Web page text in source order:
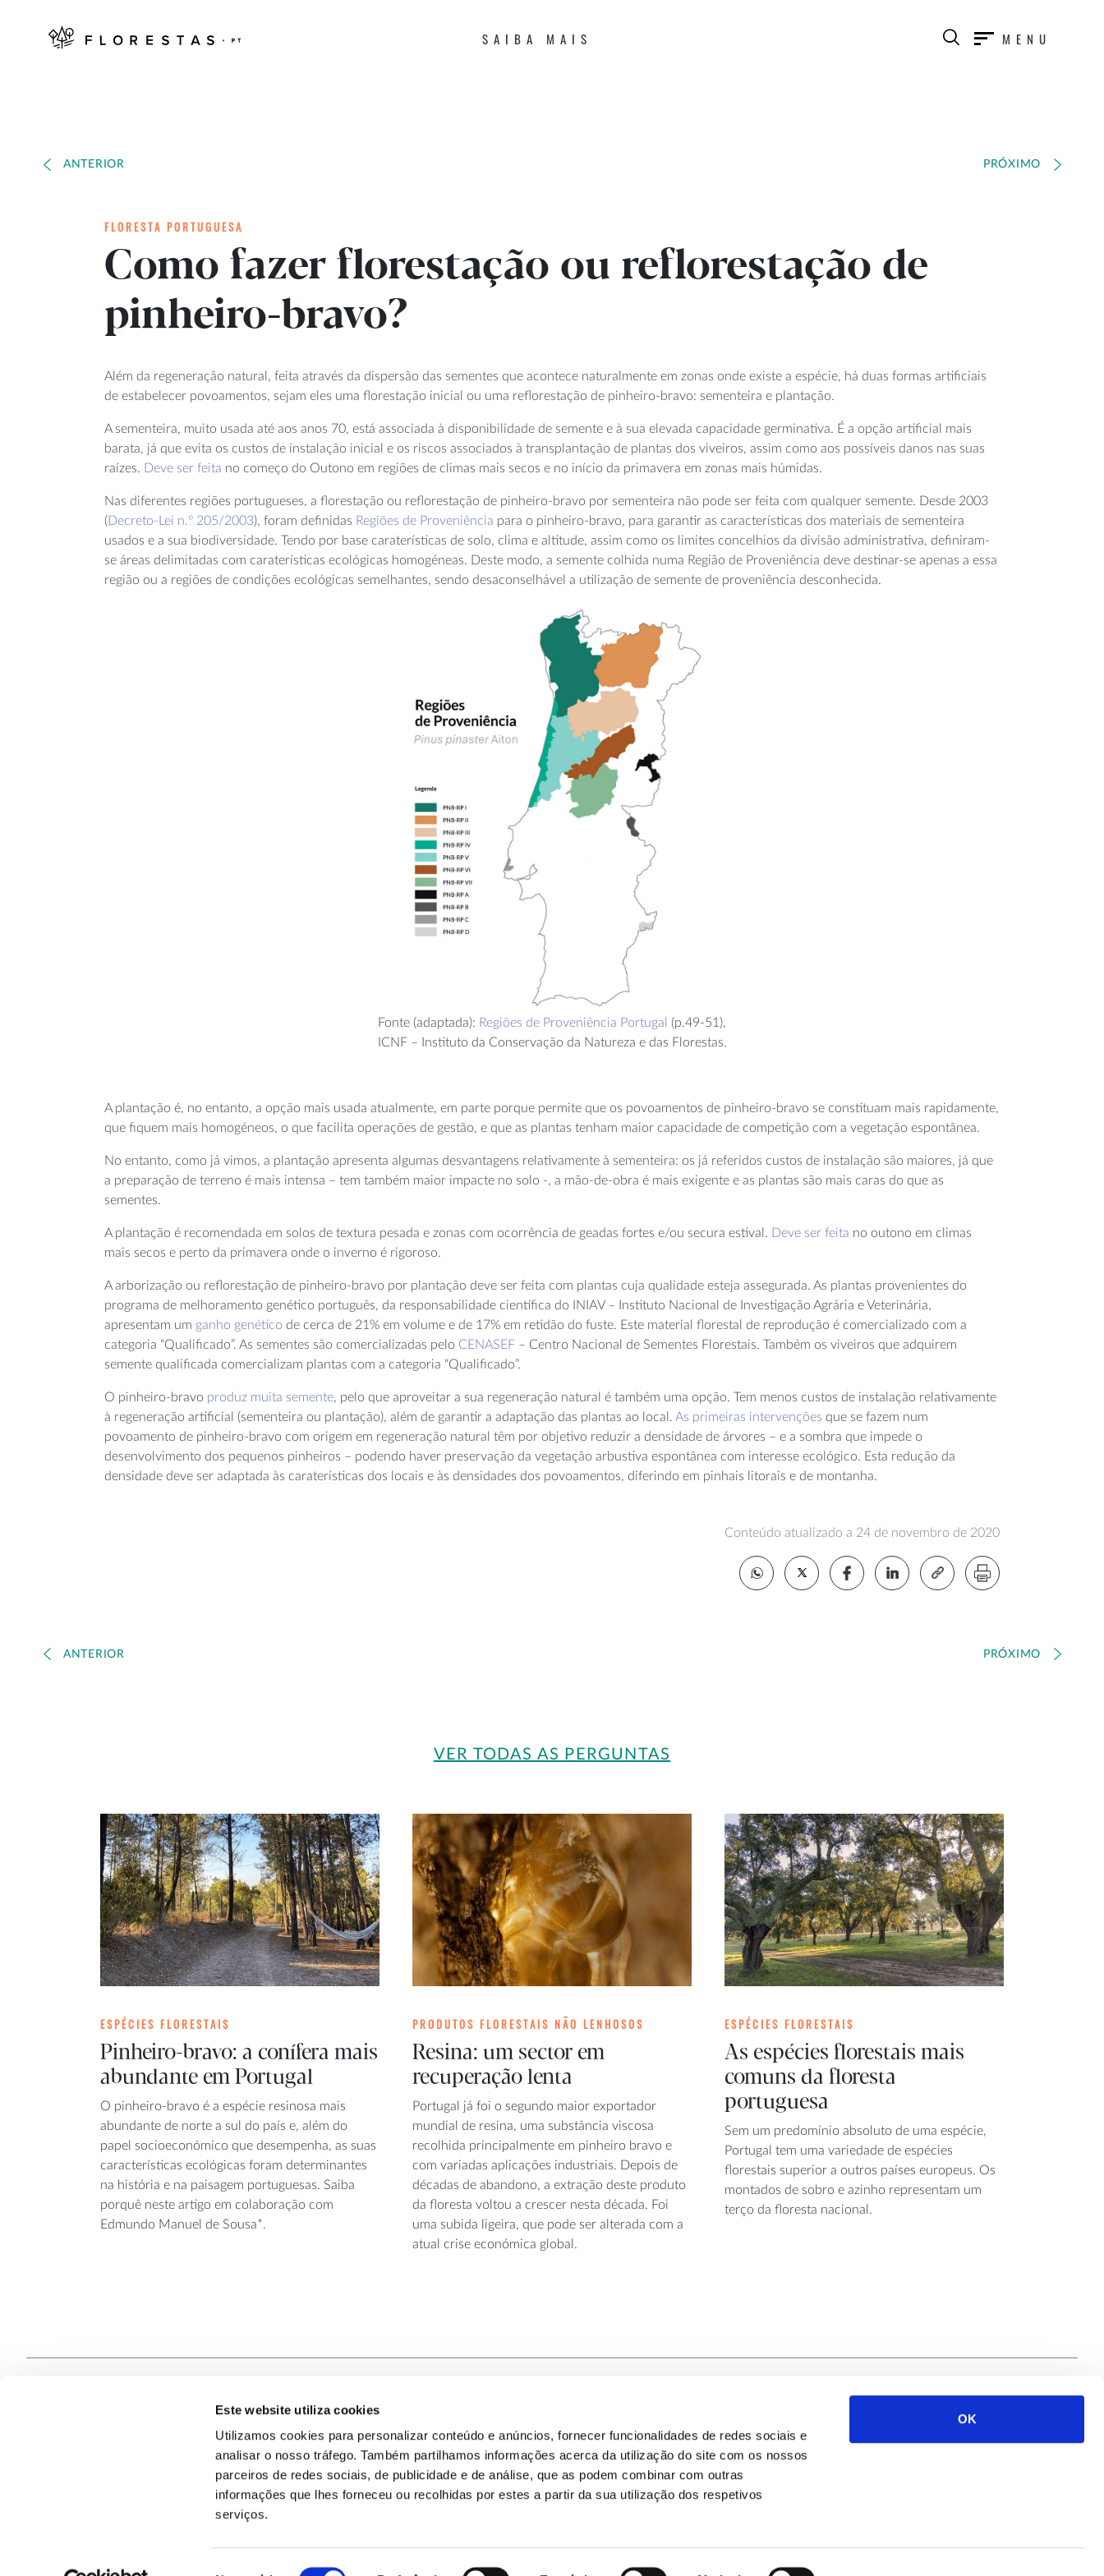
Este website utiliza cookies
Utilizamos cookies para personalizar conteúdo e anúncios, fornecer funcionalidades de redes sociais e
analisar o nosso tráfego. Também partilhamos informações acerca da utilização do site com os nossos
parceiros de redes sociais, de publicidade e de análise, que as podem combinar com outras
informações que lhes forneceu ou recolhidas por estes a partir da sua utilização dos respetivos
serviços.
OK
SAIBA MAIS MENU
ANTERIOR PRÓXIMO
FLORESTA PORTUGUESA
Como fazer florestação ou reflorestação de
pinheiro-bravo?
Além da regeneração natural, feita através da dispersão das sementes que acontece naturalmente em zonas onde existe a espécie, há duas formas artificiais
de estabelecer povoamentos, sejam eles uma florestação inicial ou uma reflorestação de pinheiro-bravo: sementeira e plantação.
A sementeira, muito usada até aos anos 70, está associada à disponibilidade de semente e à sua elevada capacidade germinativa. É a opção artificial mais
barata, já que evita os custos de instalação inicial e os riscos associados à transplantação de plantas dos viveiros, assim como aos possíveis danos nas suas
raízes. Deve ser feita no começo do Outono em regiões de climas mais secos e no início da primavera em zonas mais húmidas.
Nas diferentes regiões portugueses, a florestação ou reflorestação de pinheiro-bravo por sementeira não pode ser feita com qualquer semente. Desde 2003
(Decreto-Lei n.º 205/2003), foram definidas Regiões de Proveniência para o pinheiro-bravo, para garantir as características dos materiais de sementeira
usados e a sua biodiversidade. Tendo por base caraterísticas de solo, clima e altitude, assim como os limites concelhios da divisão administrativa, definiram-
se áreas delimitadas com caraterísticas ecológicas homogéneas. Deste modo, a semente colhida numa Região de Proveniência deve destinar-se apenas a essa
região ou a regiões de condições ecológicas semelhantes, sendo desaconselhável a utilização de semente de proveniência desconhecida.
Fonte (adaptada): Regiões de Proveniência Portugal
(p.49-51),
ICNF – Instituto da Conservação da Natureza e das Florestas.
A plantação é, no entanto, a opção mais usada atualmente, em parte porque permite que os povoamentos de pinheiro-bravo se constituam mais rapidamente,
que fiquem mais homogéneos, o que facilita operações de gestão, e que as plantas tenham maior capacidade de competição com a vegetação espontânea.
No entanto, como já vimos, a plantação apresenta algumas desvantagens relativamente à sementeira: os já referidos custos de instalação são maiores, já que
a preparação de terreno é mais intensa – tem também maior impacte no solo -, a mão-de-obra é mais exigente e as plantas são mais caras do que as
sementes.
A plantação é recomendada em solos de textura pesada e zonas com ocorrência de geadas fortes e/ou secura estival. Deve ser feita no outono em climas
mais secos e perto da primavera onde o inverno é rigoroso.
A arborização ou reflorestação de pinheiro-bravo por plantação deve ser feita com plantas cuja qualidade esteja assegurada. As plantas provenientes do
programa de melhoramento genético português, da responsabilidade científica do INIAV – Instituto Nacional de Investigação Agrária e Veterinária,
apresentam um ganho genético de cerca de 21% em volume e de 17% em retidão do fuste. Este material florestal de reprodução é comercializado com a
categoria “Qualificado”. As sementes são comercializadas pelo CENASEF – Centro Nacional de Sementes Florestais. Também os viveiros que adquirem
semente qualificada comercializam plantas com a categoria “Qualificado”.
O pinheiro-bravo produz muita semente, pelo que aproveitar a sua regeneração natural é também uma opção. Tem menos custos de instalação relativamente
à regeneração artificial (sementeira ou plantação), além de garantir a adaptação das plantas ao local. As primeiras intervenções que se fazem num
povoamento de pinheiro-bravo com origem em regeneração natural têm por objetivo reduzir a densidade de árvores – e a sombra que impede o
desenvolvimento dos pequenos pinheiros – podendo haver preservação da vegetação arbustiva espontânea com interesse ecológico. Esta redução da
densidade deve ser adaptada às caraterísticas dos locais e às densidades dos povoamentos, diferindo em pinhais litorais e de montanha.
Conteúdo atualizado a 24 de novembro de 2020
ANTERIOR PRÓXIMO
VER TODAS AS PERGUNTAS
ESPÉCIES FLORESTAIS
Pinheiro-bravo: a conífera mais
abundante em Portugal
O pinheiro-bravo é a espécie resinosa mais
abundante de norte a sul do país e, além do
papel socioeconómico que desempenha, as suas
características ecológicas foram determinantes
na história e na paisagem portuguesas. Saiba
porquê neste artigo em colaboração com
Edmundo Manuel de Sousa*.
PRODUTOS FLORESTAIS NÃO LENHOSOS
Resina: um sector em
recuperação lenta
Portugal já foi o segundo maior exportador
mundial de resina, uma substância viscosa
recolhida principalmente em pinheiro bravo e
com variadas aplicações industriais. Depois de
décadas de abandono, a extração deste produto
da floresta voltou a crescer nesta década. Foi
uma subida ligeira, que pode ser alterada com a
atual crise económica global.
ESPÉCIES FLORESTAIS
As espécies florestais mais
comuns da floresta
portuguesa
Sem um predomínio absoluto de uma espécie,
Portugal tem uma variedade de espécies
florestais superior a outros países europeus. Os
montados de sobro e azinho representam um
terço da floresta nacional.
Contacte-nos
Quem Somos
Política de Privacidade
Política de Cookies
Mapa do Site